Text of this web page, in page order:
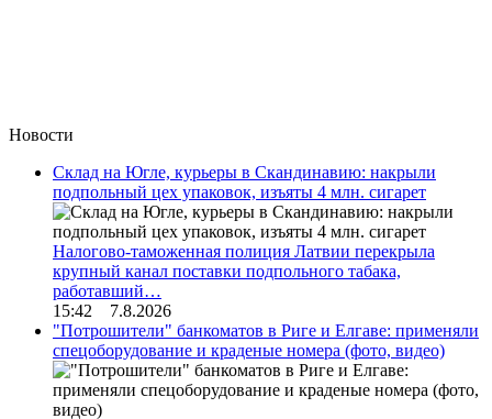
Новости
Склад на Югле, курьеры в Скандинавию: накрыли
подпольный цех упаковок, изъяты 4 млн. сигарет
Налогово-таможенная полиция Латвии перекрыла
крупный канал поставки подпольного табака,
работавший…
15:42 7.8.2026
"Потрошители" банкоматов в Риге и Елгаве: применяли
спецоборудование и краденые номера (фото, видео)